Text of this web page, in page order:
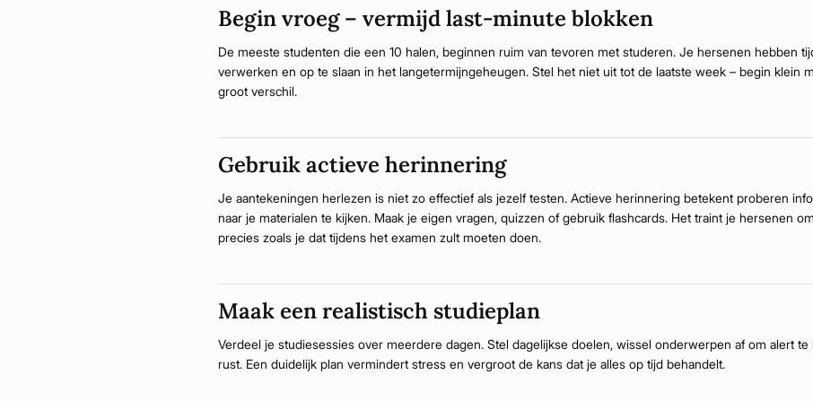
Begin vroeg – vermijd last-minute blokken
De meeste studenten die een 10 halen, beginnen ruim van tevoren met studeren. Je hersenen hebben
verwerken en op te slaan in het langetermijngeheugen. Stel het niet uit tot de laatste week – begin klein
groot verschil.
Gebruik actieve herinnering
Je aantekeningen herlezen is niet zo effectief als jezelf testen. Actieve herinnering betekent proberen
naar je materialen te kijken. Maak je eigen vragen, quizzen of gebruik flashcards. Het traint je hersenen
precies zoals je dat tijdens het examen zult moeten doen.
Maak een realistisch studieplan
Verdeel je studiesessies over meerdere dagen. Stel dagelijkse doelen, wissel onderwerpen af om alert
rust. Een duidelijk plan vermindert stress en vergroot de kans dat je alles op tijd behandelt.